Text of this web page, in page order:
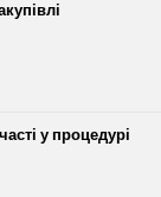
у процедурі